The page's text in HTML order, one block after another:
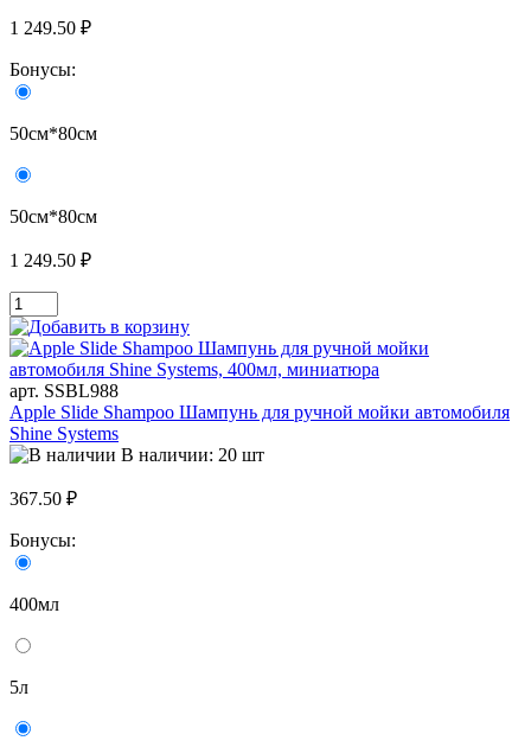
1 249.50 ₽
Бонусы:
50см*80см
50см*80см
1 249.50 ₽
арт. SSBL988
Apple Slide Shampoo Шампунь для ручной мойки автомобиля
Shine Systems
В наличии: 20 шт
367.50 ₽
Бонусы:
400мл
5л